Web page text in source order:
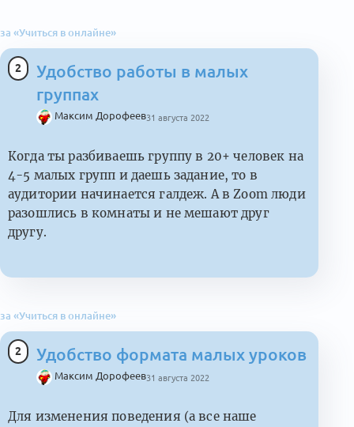
за «Учиться в онлайне»
Удобство работы в малых
группах
Максим Дорофеев31 августа 2022
2
Когда ты разбиваешь группу в 20+ человек на
4-5 малых групп и даешь задание, то в
аудитории начинается галдеж. А в Zoom люди
разошлись в комнаты и не мешают друг
другу.
за «Учиться в онлайне»
Удобство формата малых уроков
Максим Дорофеев31 августа 2022
2
Для изменения поведения (а все наше